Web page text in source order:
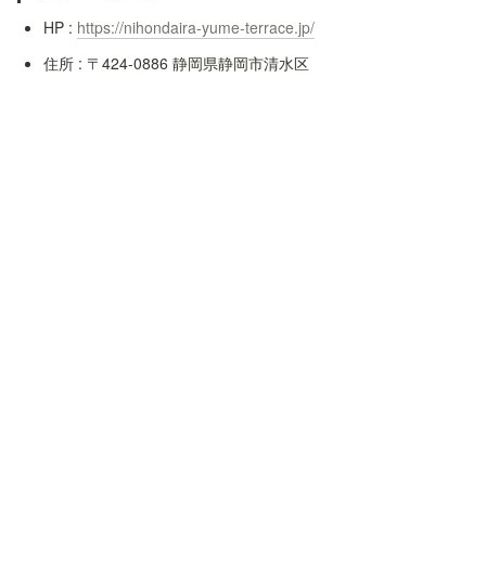
HP : https://nihondaira-yume-terrace.jp/
住所 : 〒424-0886 静岡県静岡市清水区